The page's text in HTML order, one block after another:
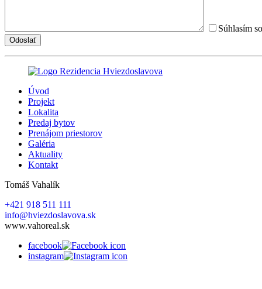
Súhlasím
Úvod
Projekt
Lokalita
Predaj bytov
Prenájom priestorov
Galéria
Aktuality
Kontakt
Tomáš Vahalík
+421 918 511 111
info@hviezdoslavova.sk
www.vahoreal.sk
facebook
instagram